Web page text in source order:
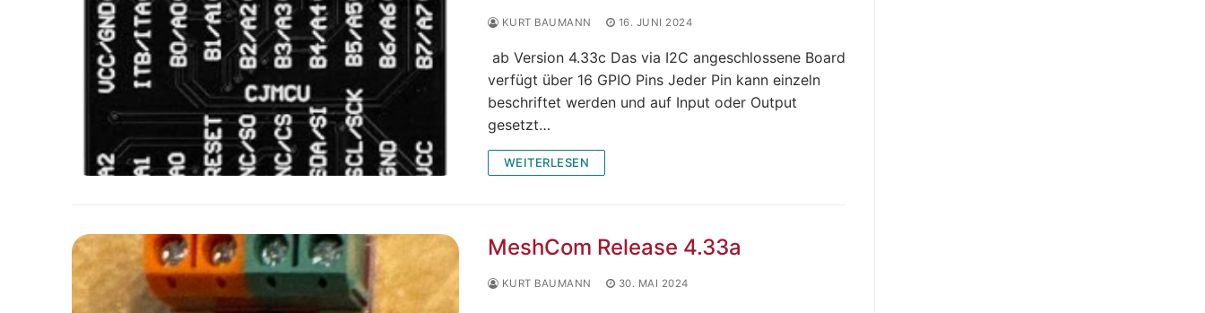
KURT BAUMANN 16. JUNI 2024
ab Version 4.33c Das via I2C angeschlossene Board
verfügt über 16 GPIO Pins Jeder Pin kann einzeln
beschriftet werden und auf Input oder Output
gesetzt…
WEITERLESEN
MeshCom Release 4.33a
KURT BAUMANN 30. MAI 2024